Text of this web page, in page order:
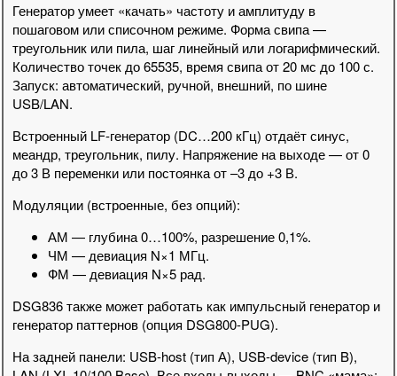
Генератор умеет «качать» частоту и амплитуду в
пошаговом или списочном режиме. Форма свипа —
треугольник или пила, шаг линейный или логарифмический.
Количество точек до 65535, время свипа от 20 мс до 100 с.
Запуск: автоматический, ручной, внешний, по шине
USB/LAN.
Встроенный LF-генератор (DC…200 кГц) отдаёт синус,
меандр, треугольник, пилу. Напряжение на выходе — от 0
до 3 В переменки или постоянка от –3 до +3 В.
Модуляции (встроенные, без опций):
АМ — глубина 0…100%, разрешение 0,1%.
ЧМ — девиация N×1 МГц.
ФМ — девиация N×5 рад.
DSG836 также может работать как импульсный генератор и
генератор паттернов (опция DSG800-PUG).
На задней панели: USB-host (тип А), USB-device (тип B),